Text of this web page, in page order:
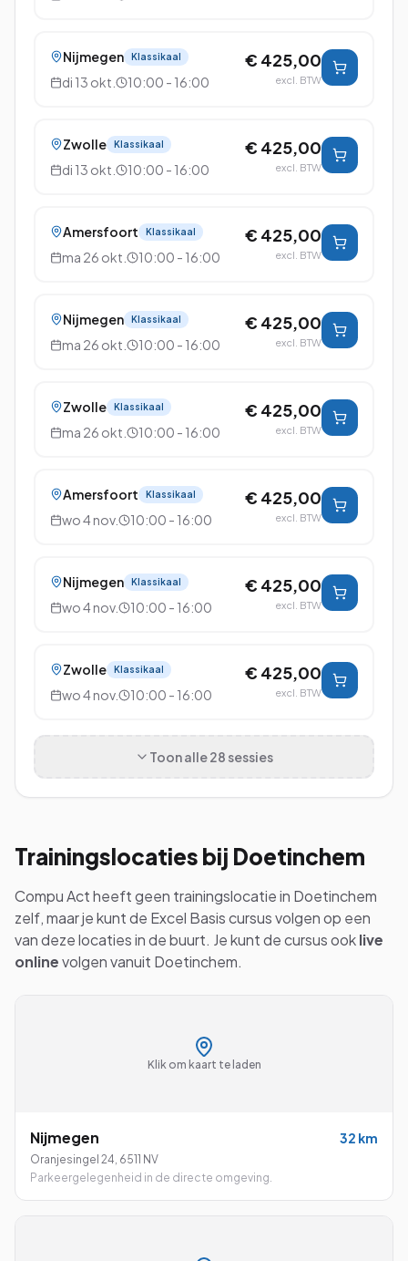
Nijmegen Klassikaal
di 13 okt. 10:00 - 16:00
€ 425,00
excl. BTW
Zwolle Klassikaal
di 13 okt. 10:00 - 16:00
€ 425,00
excl. BTW
Amersfoort Klassikaal
ma 26 okt. 10:00 - 16:00
€ 425,00
excl. BTW
Nijmegen Klassikaal
ma 26 okt. 10:00 - 16:00
€ 425,00
excl. BTW
Zwolle Klassikaal
ma 26 okt. 10:00 - 16:00
€ 425,00
excl. BTW
Amersfoort Klassikaal
wo 4 nov. 10:00 - 16:00
€ 425,00
excl. BTW
Nijmegen Klassikaal
wo 4 nov. 10:00 - 16:00
€ 425,00
excl. BTW
Zwolle Klassikaal
wo 4 nov. 10:00 - 16:00
€ 425,00
excl. BTW
Toon alle28 sessies
Trainingslocaties bij Doetinchem
Compu Act heeft geen trainingslocatie in Doetinchem
zelf, maar je kunt de Excel Basiscursus volgen op een
van deze locaties in de buurt. Je kunt de cursus ooklive
onlinevolgen vanuit Doetinchem.
Klik om kaart te laden
Nijmegen 32 km
Oranjesingel 24, 6511 NV
Parkeergelegenheid in de directe omgeving.